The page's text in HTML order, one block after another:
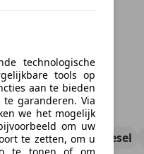
263.033 km Diesel
technologische
tools op
aan te bieden
garanderen. Via
we het mogelijk
om uw
te zetten, om u
te tonen of om